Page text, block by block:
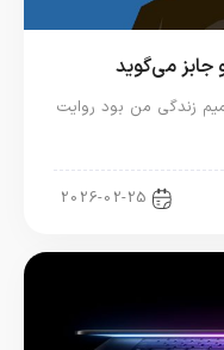
جابز می‌گوید
زندگی من بود روایت
2026-02-25